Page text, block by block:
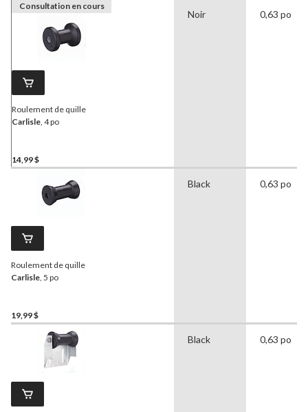
Consultation en cours
Roulement de quille
Carlisle, 4 po
14,99 $
Noir 0,63 po
Roulement de quille
Carlisle, 5 po
19,99 $
Black 0,63 po
Black 0,63 po